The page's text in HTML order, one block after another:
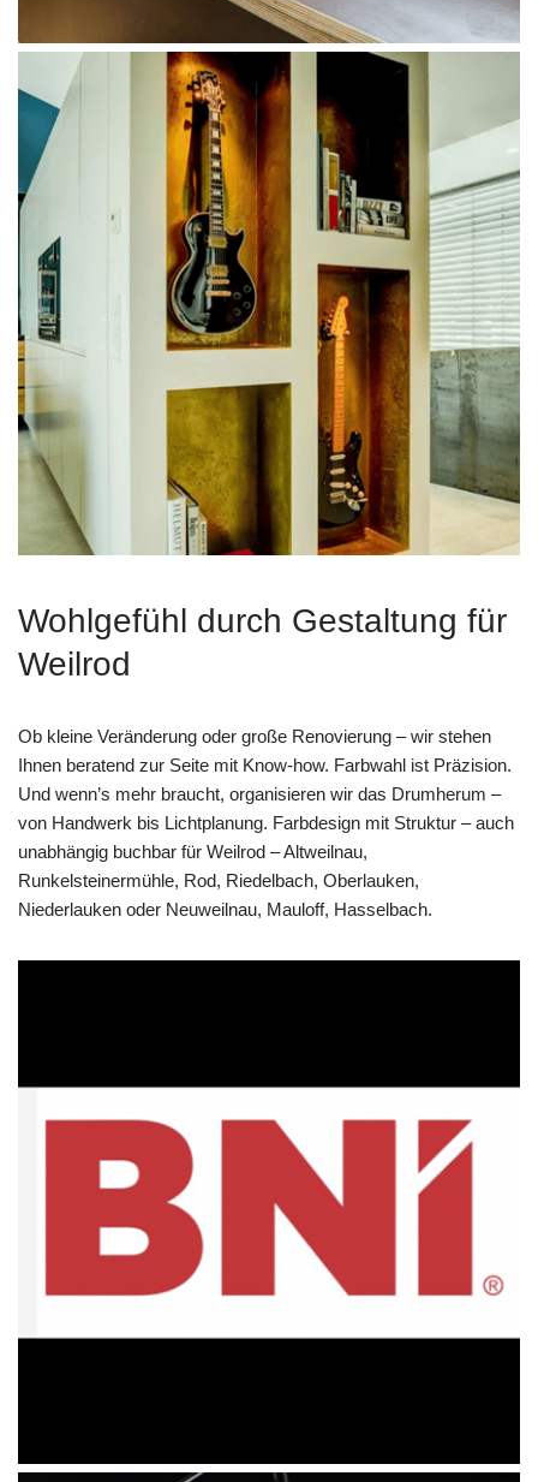
Wohlgefühl durch Gestaltung für
Weilrod
Ob kleine Veränderung oder große Renovierung – wir stehen
Ihnen beratend zur Seite mit Know-how. Farbwahl ist Präzision.
Und wenn’s mehr braucht, organisieren wir das Drumherum –
von Handwerk bis Lichtplanung. Farbdesign mit Struktur – auch
unabhängig buchbar für Weilrod – Altweilnau,
Runkelsteinermühle, Rod, Riedelbach, Oberlauken,
Niederlauken oder Neuweilnau, Mauloff, Hasselbach.